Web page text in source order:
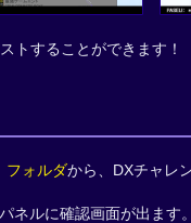
トすることができます！
フォルダから、DXチャレ
ネルに確認画面が出ます。